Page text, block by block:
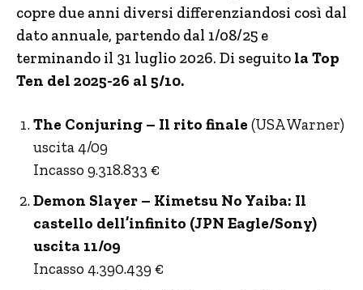
copre due anni diversi differenziandosi così dal
dato annuale, partendo dal 1/08/25 e
terminando il 31 luglio 2026. Di seguito la Top
Ten del 2025-26 al 5/10.
The Conjuring – Il rito finale (USA Warner)
uscita 4/09
Incasso 9.318.833 €
Demon Slayer – Kimetsu No Yaiba: Il
castello dell’infinito (JPN Eagle/Sony)
uscita 11/09
Incasso 4.390.439 €